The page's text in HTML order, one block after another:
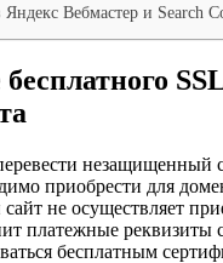
Яндекс Вебмастер и Search
незащищенный
приобрести для
сайт не осуществляет
платежные реквизиты
бесплатным